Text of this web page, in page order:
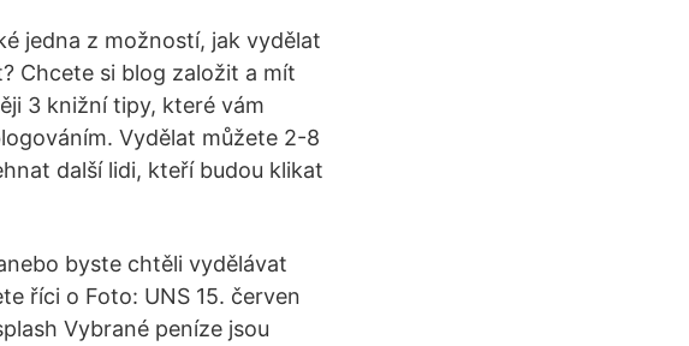
jedna z možností, jak vydělat
Chcete si blog založit a mít
3 knižní tipy, které vám
Vydělat můžete 2-8
další lidi, kteří budou klikat
byste chtěli vydělávat
říci o Foto: UNS 15. červen
Vybrané peníze jsou